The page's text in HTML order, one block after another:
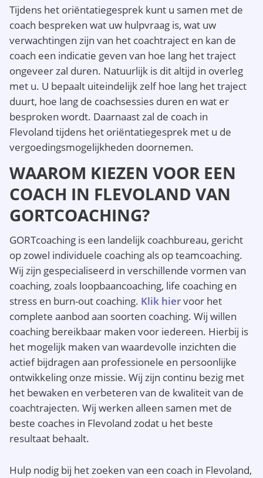
Tijdens het oriëntatiegesprek kunt u samen met de
coach bespreken wat uw hulpvraag is, wat uw
verwachtingen zijn van het coachtraject en kan de
coach een indicatie geven van hoe lang het traject
ongeveer zal duren. Natuurlijk is dit altijd in overleg
met u. U bepaalt uiteindelijk zelf hoe lang het traject
duurt, hoe lang de coachsessies duren en wat er
besproken wordt. Daarnaast zal de coach in
Flevoland tijdens het oriëntatiegesprek met u de
vergoedingsmogelijkheden doornemen.
WAAROM KIEZEN VOOR EEN
COACH IN FLEVOLAND VAN
GORTCOACHING?
GORTcoaching is een landelijk coachbureau, gericht
op zowel individuele coaching als op teamcoaching.
Wij zijn gespecialiseerd in verschillende vormen van
coaching, zoals loopbaancoaching, life coaching en
stress en burn-out coaching. Klik hiervoor het
complete aanbod aan soorten coaching. Wij willen
coaching bereikbaar maken voor iedereen. Hierbij is
het mogelijk maken van waardevolle inzichten die
actief bijdragen aan professionele en persoonlijke
ontwikkeling onze missie. Wij zijn continu bezig met
het bewaken en verbeteren van de kwaliteit van de
coachtrajecten. Wij werken alleen samen met de
beste coaches in Flevoland zodat u het beste
resultaat behaalt.
Hulp nodig bij het zoeken van een coach in Flevoland,